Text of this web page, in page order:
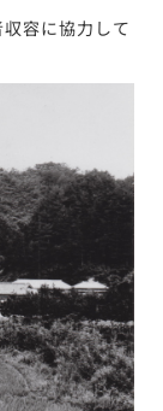
容に協力して